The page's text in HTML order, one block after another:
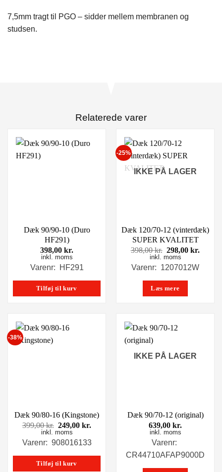
7,5mm tragt til PGO – sidder mellem membranen og
studsen.
Relaterede varer
Dæk 90/90-10 (Duro
HF291)
398,00 kr.
inkl. moms
Varenr: HF291
Tilføj til kurv
-25%
IKKE PÅ LAGER
Dæk 120/70-12 (vinterdæk)
SUPER KVALITET
398,00kr. Den
oprindelige
pris
398,00 kr..
298,00kr.
inkl. moms
Varenr: 1207012W
Læs mere
-38%
Dæk 90/80-16 (Kingstone)
399,00kr. Den
oprindelige
pris
399,00 kr..
249,00kr.
pris
249,00 kr..
inkl. moms
Varenr: 908016133
Tilføj til kurv
IKKE PÅ LAGER
Dæk 90/70-12 (original)
639,00 kr.
inkl. moms
Varenr:
CR44710AFAP9000D